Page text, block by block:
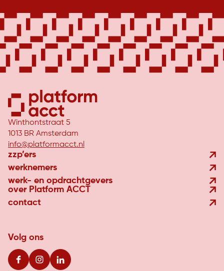
Winthontstraat 5
1013 BR Amsterdam
info@platformacct.nl
zzp’ers
werknemers
werk- en opdrachtgevers
over Platform ACCT
contact
Volg ons